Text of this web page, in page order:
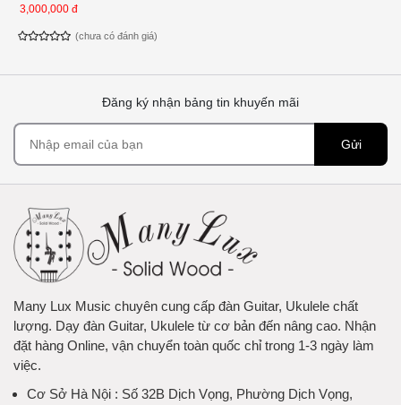
3,000,000 đ
(chưa có đánh giá)
Đăng ký nhận bảng tin khuyến mãi
Gửi
Many Lux Music chuyên cung cấp đàn Guitar, Ukulele chất
lượng. Dạy đàn Guitar, Ukulele từ cơ bản đến nâng cao. Nhận
đặt hàng Online, vận chuyển toàn quốc chỉ trong 1-3 ngày làm
việc.
Cơ Sở Hà Nội : Số 32B Dịch Vọng, Phường Dịch Vọng,